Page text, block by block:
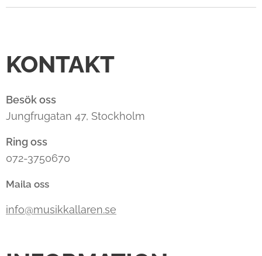
KONTAKT
Besök oss
Jungfrugatan 47, Stockholm
Ring oss
072-3750670
Maila oss
info@musikkallaren.se